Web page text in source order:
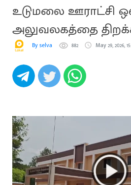
உடுமலை ஊராட்சி
அலுவலகத்தை
வலியுறுத்தல்
By selva 882 May 29, 2026,